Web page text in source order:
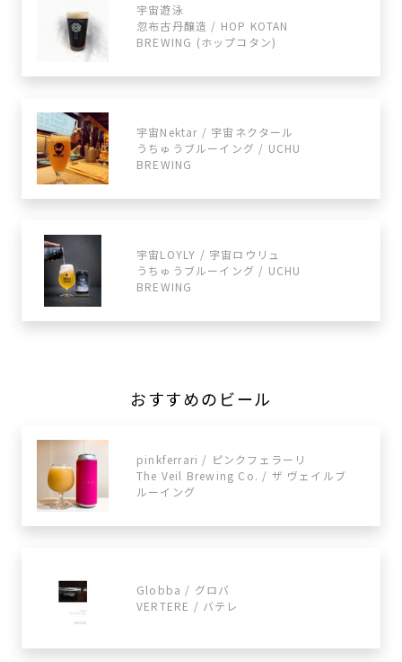
宇宙遊泳
忽布古丹醸造 / HOP KOTAN
BREWING (ホップコタン)
宇宙Nektar / 宇宙ネクタール
うちゅうブルーイング / UCHU
BREWING
宇宙LOYLY / 宇宙ロウリュ
うちゅうブルーイング / UCHU
BREWING
おすすめのビール
pinkferrari / ピンクフェラーリ
The Veil Brewing Co. / ザ ヴェイルブ
ルーイング
Globba / グロバ
VERTERE / バテレ